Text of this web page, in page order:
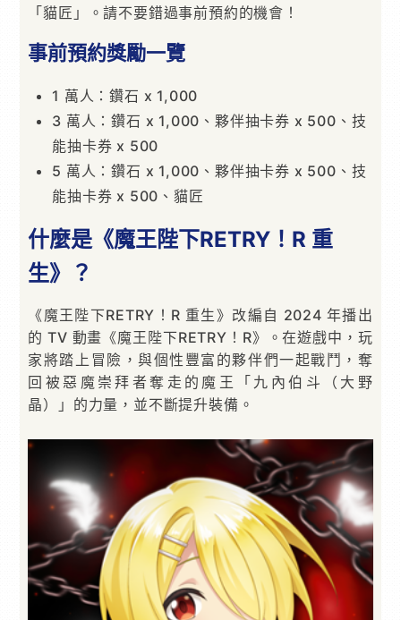
「貓匠」。請不要錯過事前預約的機會！
事前預約獎勵一覽
1 萬人：鑽石 x 1,000
3 萬人：鑽石 x 1,000、夥伴抽卡券 x 500、技
能抽卡券 x 500
5 萬人：鑽石 x 1,000、夥伴抽卡券 x 500、技
能抽卡券 x 500、貓匠
什麼是《魔王陛下RETRY！R 重
生》？
《魔王陛下RETRY！R 重生》改編自 2024 年播出
的 TV 動畫《魔王陛下RETRY！R》。在遊戲中，玩
家將踏上冒險，與個性豐富的夥伴們一起戰鬥，奪
回被惡魔崇拜者奪走的魔王「九內伯斗（大野
晶）」的力量，並不斷提升裝備。